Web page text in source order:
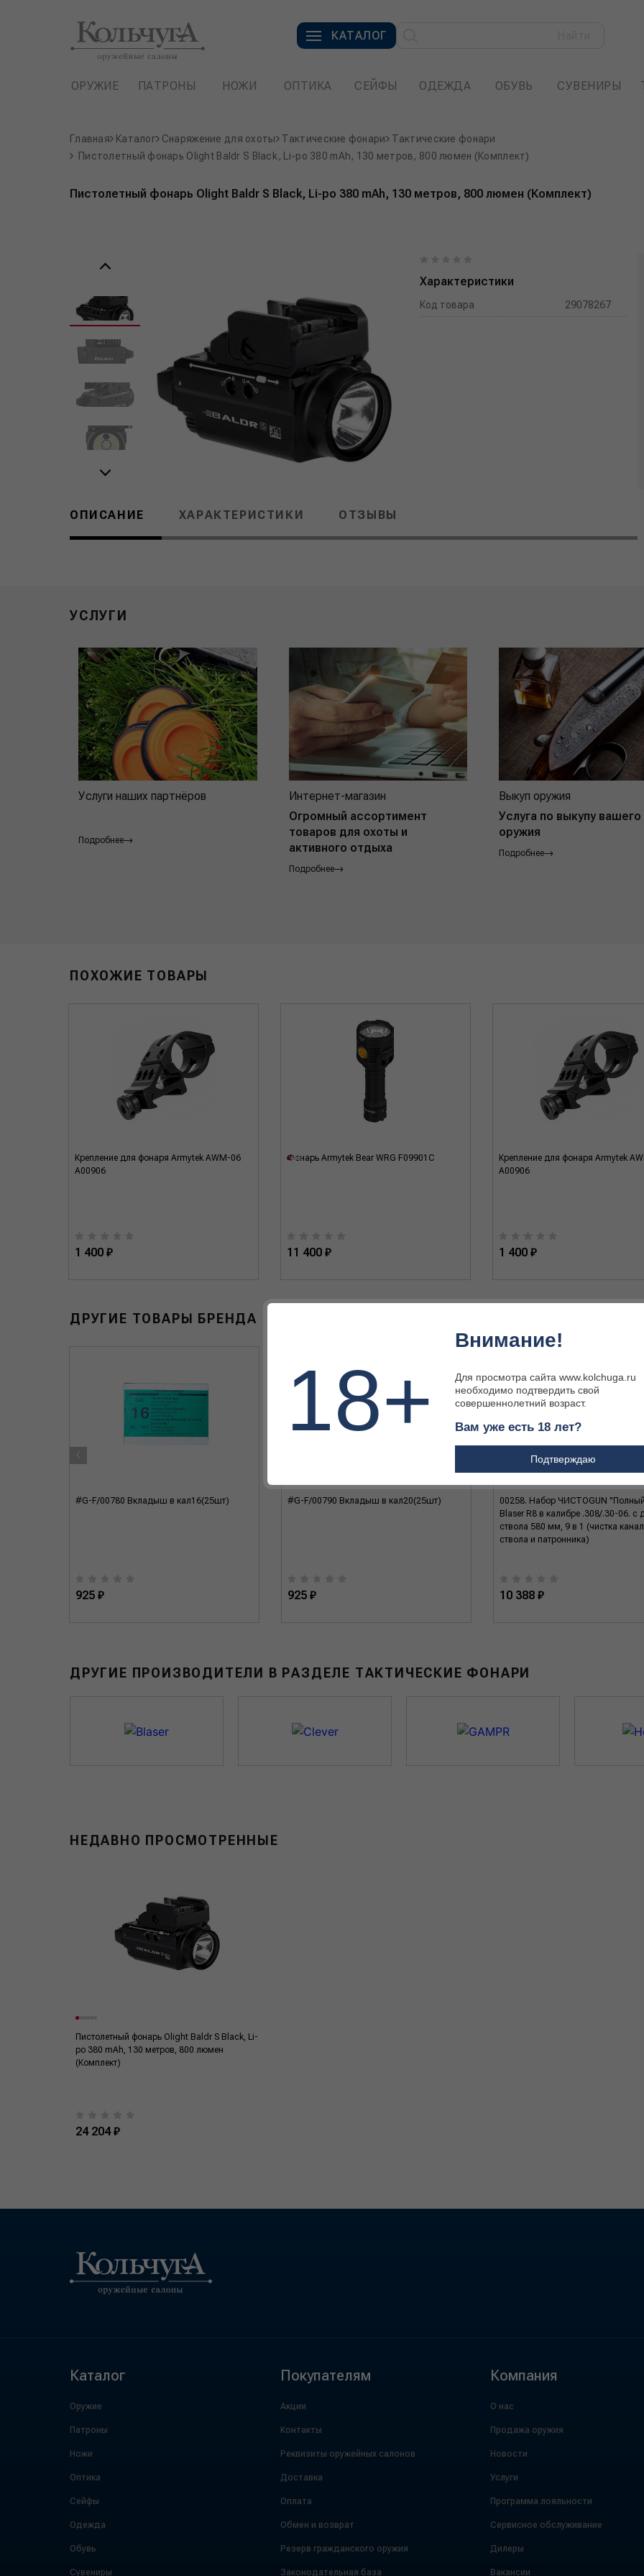
КАТАЛОГ
ОРУЖИЕ ПАТРОНЫ НОЖИ ОПТИКА СЕЙФЫ ОДЕЖДА ОБУВЬ СУВЕНИРЫ
Главная Каталог Снаряжение для охоты Тактические фонари
Тактические фонари
Пистолетный фонарь Olight Baldr S Black, Li-po 380 mAh, 130 метров, 800 люмен (Комплект)
Пистолетный фонарь Olight Baldr S Black, Li-po 380 mAh, 130 метров, 800 люмен (Комплект)
Характеристики
Код товара 29078267
ОПИСАНИЕ ХАРАКТЕРИСТИКИ ОТЗЫВЫ
УСЛУГИ
Услуги наших партнёров
Подробнее
Интернет-магазин
Огромный ассортимент
товаров для охоты и
активного отдыха
Подробнее
Выкуп оружия
Услуга по выкупу вашего
оружия
Подробнее
ПОХОЖИЕ ТОВАРЫ
Крепление для фонаря Armytek AWM-06
A00906
1 400 ₽
Фонарь Armytek Bear WRG F09901C
11 400 ₽
Крепление для фонаря Armytek
A00906
1 400 ₽
ДРУГИЕ ТОВАРЫ БРЕНДА
#G-F/00780 Вкладыш в кал16(25шт)
925 ₽
#G-F/00790 Вкладыш в кал20(25шт)
925 ₽
00258. Набор ЧИСТОGUN
Blaser R8 в калибре .308/.30-06. с
ствола 580 мм, 9 в 1 (чистка
ствола и патронника)
10 388 ₽
‹
ДРУГИЕ ПРОИЗВОДИТЕЛИ В РАЗДЕЛЕ ТАКТИЧЕСКИЕ ФОНАРИ
НЕДАВНО ПРОСМОТРЕННЫЕ
Пистолетный фонарь Olight Baldr S Black, Li-
po 380 mAh, 130 метров, 800 люмен
(Комплект)
24 204 ₽
Каталог
Оружие
Патроны
Ножи
Оптика
Сейфы
Одежда
Обувь
Сувениры
Покупателям
Акции
Контакты
Реквизиты оружейных салонов
Доставка
Оплата
Обмен и возврат
Резерв гражданского оружия
Законодательная база
Компания
О нас
Продажа оружия
Новости
Услуги
Программа лояльности
Сервисное обслуживание
Дилеры
Вакансии
18+
Внимание!
Для просмотра сайта www.kolchuga.ru
необходимо подтвердить свой
совершеннолетний возраст.
Вам уже есть 18 лет?
Подтверждаю